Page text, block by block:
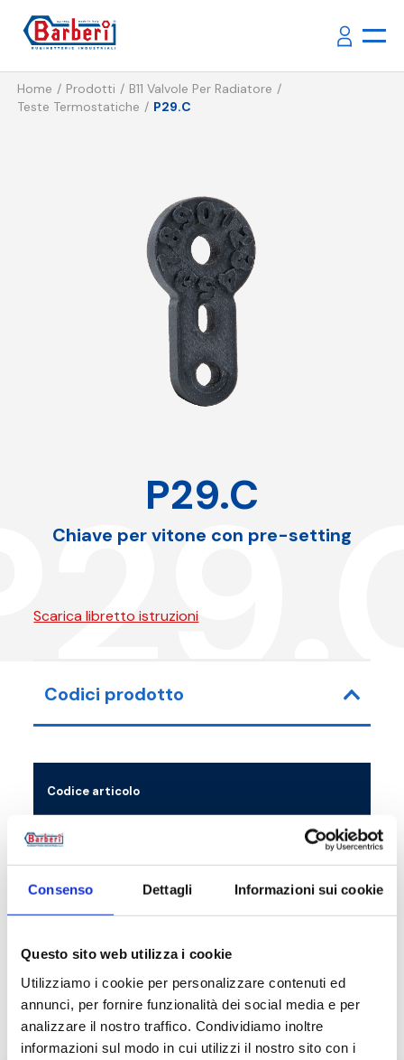
Consenso Dettagli Informazioni sui cookie
Questo sito web utilizza i cookie
Utilizziamo i cookie per personalizzare contenuti ed
annunci, per fornire funzionalità dei social media e per
analizzare il nostro traffico. Condividiamo inoltre
informazioni sul modo in cui utilizzi il nostro sito con i
Home Prodotti
B11 Valvole Per Radiatore
Teste Termostatiche
P29.C
P29.C
Chiave per vitone con pre-setting
Scarica libretto istruzioni
Codici prodotto
Codice articolo
P29021003C
Descrizione
Documentazione